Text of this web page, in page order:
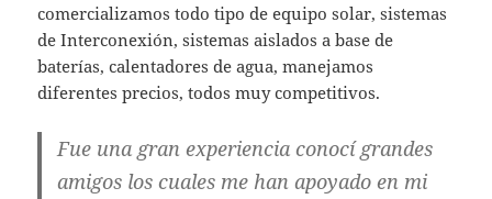
comercializamos todo tipo de equipo solar, sistemas
de Interconexión, sistemas aislados a base de
baterías, calentadores de agua, manejamos
diferentes precios, todos muy competitivos.
Fue una gran experiencia conocí grandes
amigos los cuales me han apoyado en mi